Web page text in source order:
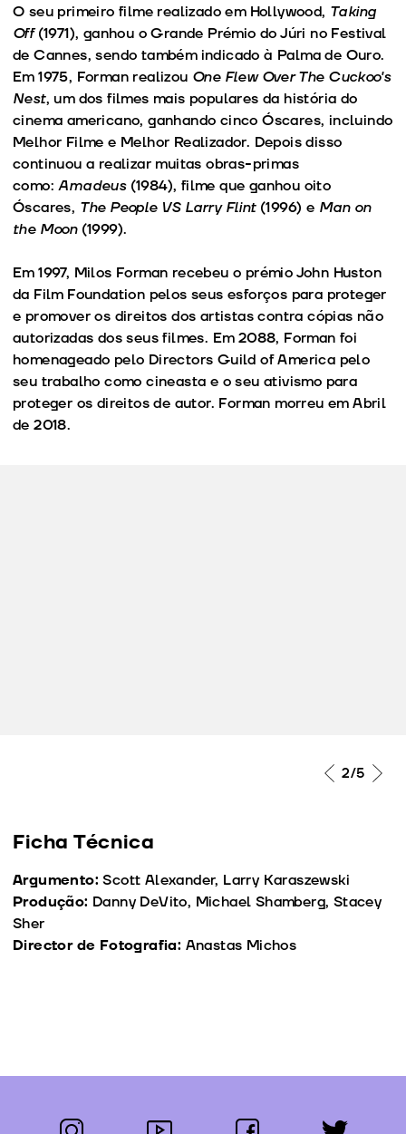
O seu primeiro filme realizado em Hollywood, Taking
Off(1971), ganhou o Grande Prémio do Júri no Festival
de Cannes, sendo também indicado à Palma de Ouro.
Em 1975, Forman realizou One Flew Over The Cuckoo's
Nest, um dos filmes mais populares da história do
cinema americano, ganhando cinco Óscares, incluindo
Melhor Filme e Melhor Realizador. Depois disso
continuou a realizar muitas obras-primas
como:Amadeus(1984), filme que ganhou oito
Óscares, The People VS Larry Flint(1996) e Man on
the Moon (1999).
Em 1997, Milos Forman recebeu o prémio John Huston
da Film Foundation pelos seus esforços para proteger
e promover os direitos dos artistas contra cópias não
autorizadas dos seus filmes. Em 2088, Forman foi
homenageado pelo Directors Guild of America pelo
seu trabalho como cineasta e o seu ativismo para
proteger os direitos de autor. Forman morreu em Abril
de 2018.
2/5
Ficha Técnica
Argumento:Scott Alexander, Larry Karaszewski
Produção: Danny DeVito, Michael Shamberg, Stacey
Sher
Director de Fotografia: Anastas Michos
instagram youtube facebook twitter